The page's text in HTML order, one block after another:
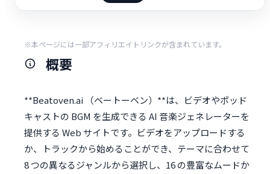
※本ページには一部アフィリエイトリンクが含まれています。
概要
**Beatoven.ai （ベートーベン）**は、ビデオやポッド
キャストの BGM を生成できる AI 音楽ジェネレーターを
提供する Web サイトです。ビデオをアップロードする
か、トラックから始めることができ、テーマに合わせて
8 つの異なるジャンルから選択し、16 の豊富なムードか